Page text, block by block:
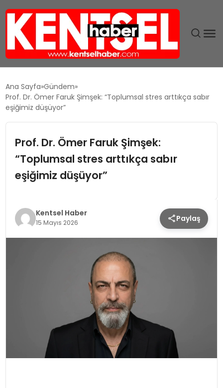
GÜNDEM
EĞITIM
TEKNOLOJI
MAGAZIN
KÜLTÜR & SANAT
Ana Sayfa Gündem
Prof. Dr. Ömer Faruk Şimşek: “Toplumsal stres arttıkça sabır
eşiğimiz düşüyor”
Prof. Dr. Ömer Faruk Şimşek:
“Toplumsal stres arttıkça sabır
eşiğimiz düşüyor”
Kentsel Haber
15 Mayıs 2026 Paylaş